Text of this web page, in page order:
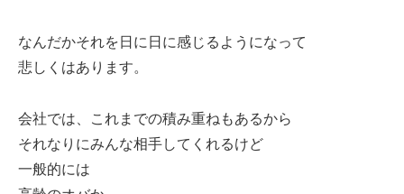
なんだかそれを日に日に感じるようになって
悲しくはあります。
会社では、これまでの積み重ねもあるから
それなりにみんな相手してくれるけど
一般的には